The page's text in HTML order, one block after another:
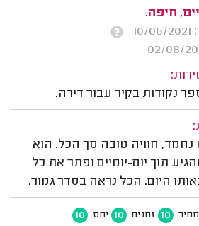
חיפה.
נקודות בקיר עבור דירה.
חוויה טובה סך הכל. הוא
תוך יום-יומיים ופתר את כל
היום. הכל נראה בסדר גמור.
מחיר 10 זמנים 10 יחס 10